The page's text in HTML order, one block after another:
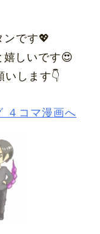
ンです💖
嬉しいです😍
します👇